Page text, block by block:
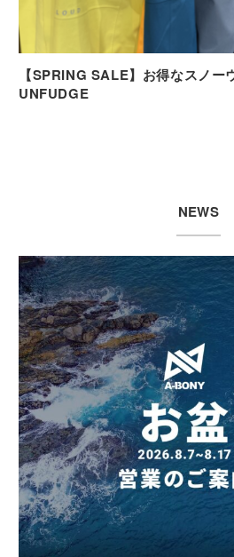
【SPRING SALE】お得なスノー
UNFUDGE
NEWS